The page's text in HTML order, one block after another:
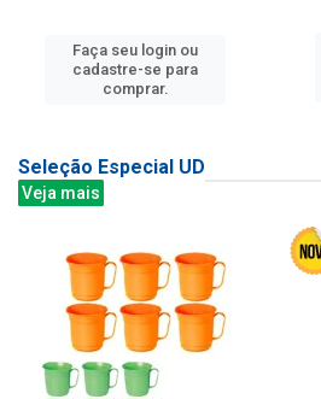
Faça seu login ou
cadastre-se para
comprar.
Seleção Especial UD
Veja mais